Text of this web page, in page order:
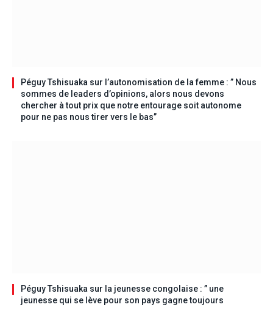
Péguy Tshisuaka sur l’autonomisation de la femme : ” Nous
sommes de leaders d’opinions, alors nous devons
chercher à tout prix que notre entourage soit autonome
pour ne pas nous tirer vers le bas”
Péguy Tshisuaka sur la jeunesse congolaise : ” une
jeunesse qui se lève pour son pays gagne toujours